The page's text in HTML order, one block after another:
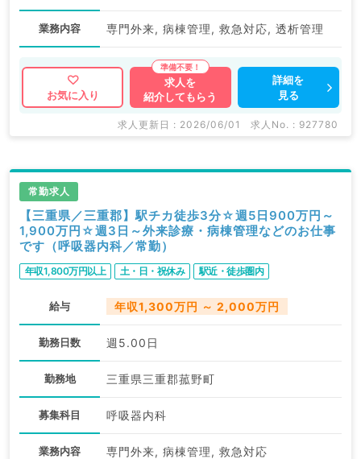
業務内容 専門外来, 病棟管理, 救急対応, 透析管理
お気に入り
求人を
紹介してもらう
詳細を
見る
求人更新日 : 2026/06/01 求人No. : 927780
常勤求人
【三重県／三重郡】駅チカ徒歩3分☆週5日900万円～
1,900万円☆週3日～外来診療・病棟管理などのお仕事
です（呼吸器内科／常勤）
年収1,800万円以上 土・日・祝休み 駅近・徒歩圏内
給与 年収1,300万円 ～ 2,000万円
勤務日数 週5.00日
勤務地 三重県三重郡菰野町
募集科目 呼吸器内科
業務内容 専門外来, 病棟管理, 救急対応